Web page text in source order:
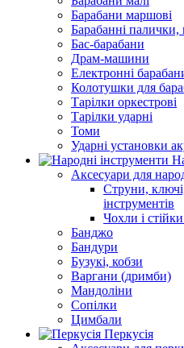
Барабани маршові
Барабанні палички,
Бас-барабани
Драм-машини
Електронні
Колотушки для
Тарілки оркестрові
Тарілки ударні
Томи
Ударні установки
Аксесуари для
Струни,
інструментів
Чохли і
Банджо
Бандури
Бузукі, кобзи
Варгани (дримби)
Мандоліни
Сопілки
Цимбали
Перкусія